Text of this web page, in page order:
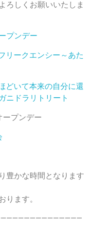
ろしくお願いいたしま
プンデー
リークエンシー～あた
どいて本来の自分に還
ニドラリトリート
ープンデー
豊かな時間となります
ります。